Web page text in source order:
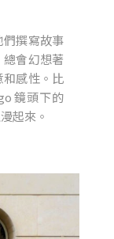
撰寫故事
會幻想著
感性。比
鏡頭下的
起來。